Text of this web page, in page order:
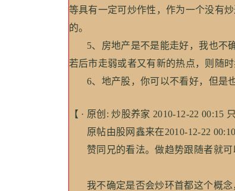
等具有一定可炒作性，作为一个没有
的。
5、房地产是不是能走好，我也不确
若后市走弱或者又有新的热点，则随
6、地产股，你可以不看好，但是也
【 · 原创: 炒股养家 2010-12-22 00:15
原帖由股网鑫来在2010-12-22
赞同兄的看法。做趋势跟随者就可
我不确定是否会炒环首都这个概念